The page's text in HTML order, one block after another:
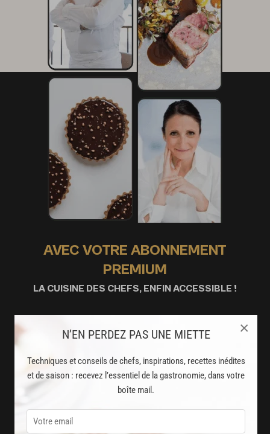
N’EN PERDEZ PAS UNE MIETTE
Techniques et conseils de chefs, inspirations, recettes inédites
et de saison : recevez l’essentiel de la gastronomie, dans votre
boîte mail.
×
AVEC VOTRE ABONNEMENT
PREMIUM
LA CUISINE DES CHEFS, ENFIN ACCESSIBLE !
8000
recettes exclusives
2000vidéos de recettes
et techniques de cuisine et pâtisserie
Des nouveautés